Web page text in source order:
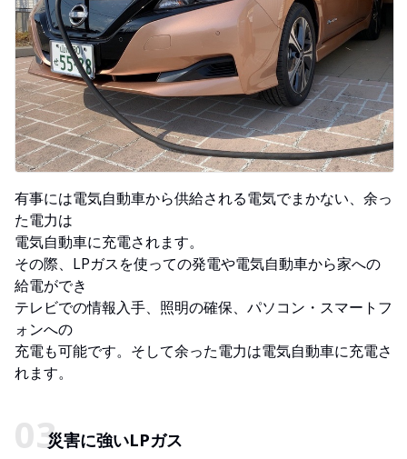
有事には電気自動車から供給される電気でまかない、余っ
た電力は
電気自動車に充電されます。
その際、LPガスを使っての発電や電気自動車から家への
給電ができ
テレビでの情報入手、照明の確保、パソコン・スマートフ
ォンへの
充電も可能です。そして余った電力は電気自動車に充電さ
れます。
災害に強いLPガス